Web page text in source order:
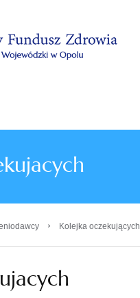
› Kolejka oczekujących